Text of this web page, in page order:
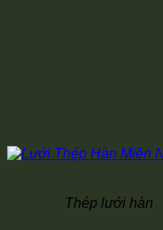
Thép lưới hàn